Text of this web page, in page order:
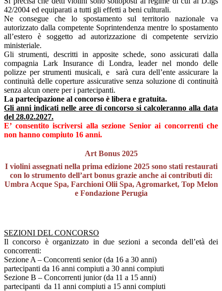
42/2004 ed equiparati a tutti gli effetti a beni culturali.
Ne consegue che lo spostamento sul territorio nazionale va
autorizzato dalla competente Soprintendenza mentre lo spostamento
all’estero è soggetto ad autorizzazione di competente servizio
ministeriale.
Gli strumenti, descritti in apposite schede, sono assicurati dalla
compagnia Lark Insurance di Londra, leader nel mondo delle
polizze per strumenti musicali, e sarà cura dell’ente assicurare la
continuità delle coperture assicurative senza soluzione di continuità
senza alcun onere per i partecipanti.
La partecipazione al concorso è libera e gratuita.
Gli anni indicati nelle aree di concorso si calcoleranno alla data
del 28.02.2027.
E’ consentito iscriversi alla sezione Senior ai concorrenti che
non hanno compiuto 16 anni.
Art Bonus 2025
I violini assegnati nella prima edizione 2025 sono stati restaurati
con lo strumento dell’art bonus grazie anche ai contributi di:
Umbra Acque Spa, Farchioni Olii Spa, Agromarket, Top Melon
e Fondazione Perugia
SEZIONI DEL CONCORSO
Il concorso è organizzato in due sezioni a seconda dell’età dei
concorrenti:
Sezione A – Concorrenti senior (da 16 a 30 anni)
partecipanti da 16 anni compiuti a 30 anni compiuti
Sezione B – Concorrenti junior (da 11 a 15 anni)
partecipanti da 11 anni compiuti a 15 anni compiuti